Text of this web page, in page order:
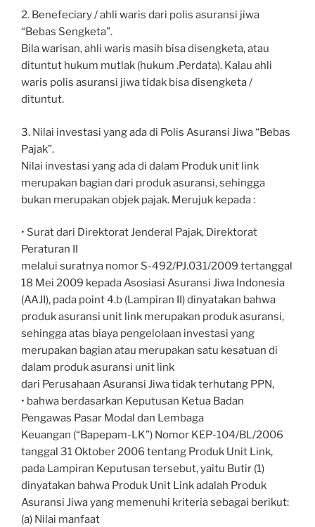
2. Benefeciary / ahli waris dari polis asuransi jiwa
“Bebas Sengketa”.
Bila warisan, ahli waris masih bisa disengketa, atau
dituntut hukum mutlak (hukum .Perdata). Kalau ahli
waris polis asuransi jiwa tidak bisa disengketa /
dituntut.
3. Nilai investasi yang ada di Polis Asuransi Jiwa “Bebas
Pajak”.
Nilai investasi yang ada di dalam Produk unit link
merupakan bagian dari produk asuransi, sehingga
bukan merupakan objek pajak. Merujuk kepada :
• Surat dari Direktorat Jenderal Pajak, Direktorat
Peraturan II
melalui suratnya nomor S-492/PJ.031/2009 tertanggal
18 Mei 2009 kepada Asosiasi Asuransi Jiwa Indonesia
(AAJI), pada point 4.b (Lampiran II) dinyatakan bahwa
produk asuransi unit link merupakan produk asuransi,
sehingga atas biaya pengelolaan investasi yang
merupakan bagian atau merupakan satu kesatuan di
dalam produk asuransi unit link
dari Perusahaan Asuransi Jiwa tidak terhutang PPN,
• bahwa berdasarkan Keputusan Ketua Badan
Pengawas Pasar Modal dan Lembaga
Keuangan (“Bapepam-LK”) Nomor KEP-104/BL/2006
tanggal 31 Oktober 2006 tentang Produk Unit Link,
pada Lampiran Keputusan tersebut, yaitu Butir (1)
dinyatakan bahwa Produk Unit Link adalah Produk
Asuransi Jiwa yang memenuhi kriteria sebagai berikut:
(a) Nilai manfaat